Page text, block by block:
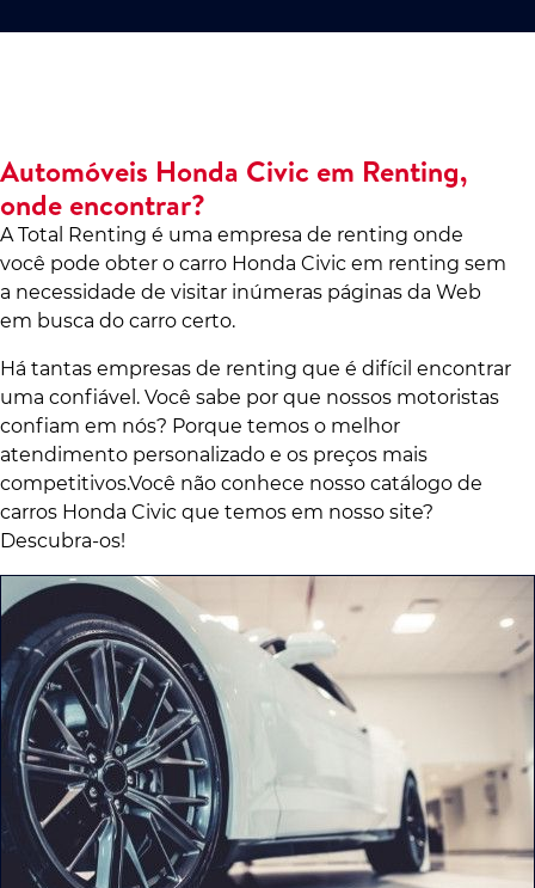
Automóveis Honda Civic em Renting,
onde encontrar?
A Total Renting é uma empresa de renting onde
você pode obter o carro Honda Civic em renting sem
a necessidade de visitar inúmeras páginas da Web
em busca do carro certo.
Há tantas empresas de renting que é difícil encontrar
uma confiável. Você sabe por que nossos motoristas
confiam em nós? Porque temos o melhor
atendimento personalizado e os preços mais
competitivos.Você não conhece nosso catálogo de
carros Honda Civic que temos em nosso site?
Descubra-os!